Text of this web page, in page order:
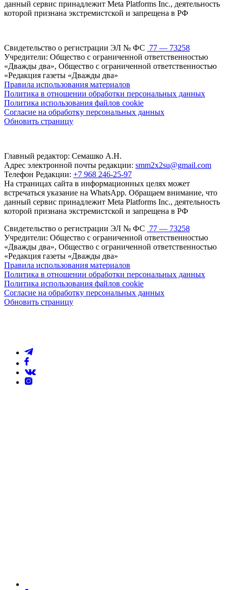
данный сервис принадлежит Meta Platforms Inc., деятельность
которой признана экстремистской и запрещена в РФ
Свидетельство о регистрации ЭЛ № ФС 77 — 73258
Учредители: Общество с ограниченной ответственностью
«Дважды два», Общество с ограниченной ответственностью
«Редакция газеты «Дважды два»
Правила использования материалов
Политика в отношении обработки персональных данных
Политика использования файлов cookie
Согласие на обработку персональных данных
Обновить страницу
Главный редактор: Семашко А.Н.
Адрес электронной почты редакции: smm2x2su@gmail.com
Телефон Редакции: +7 968 246-25-97
На страницах сайта в информационных целях может
встречаться указание на WhatsApp. Обращаем внимание, что
данный сервис принадлежит Meta Platforms Inc., деятельность
которой признана экстремистской и запрещена в РФ
Свидетельство о регистрации ЭЛ № ФС 77 — 73258
Учредители: Общество с ограниченной ответственностью
«Дважды два», Общество с ограниченной ответственностью
«Редакция газеты «Дважды два»
Правила использования материалов
Политика в отношении обработки персональных данных
Политика использования файлов cookie
Согласие на обработку персональных данных
Обновить страницу